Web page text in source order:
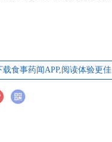
载食事药闻APP,阅读体验更佳